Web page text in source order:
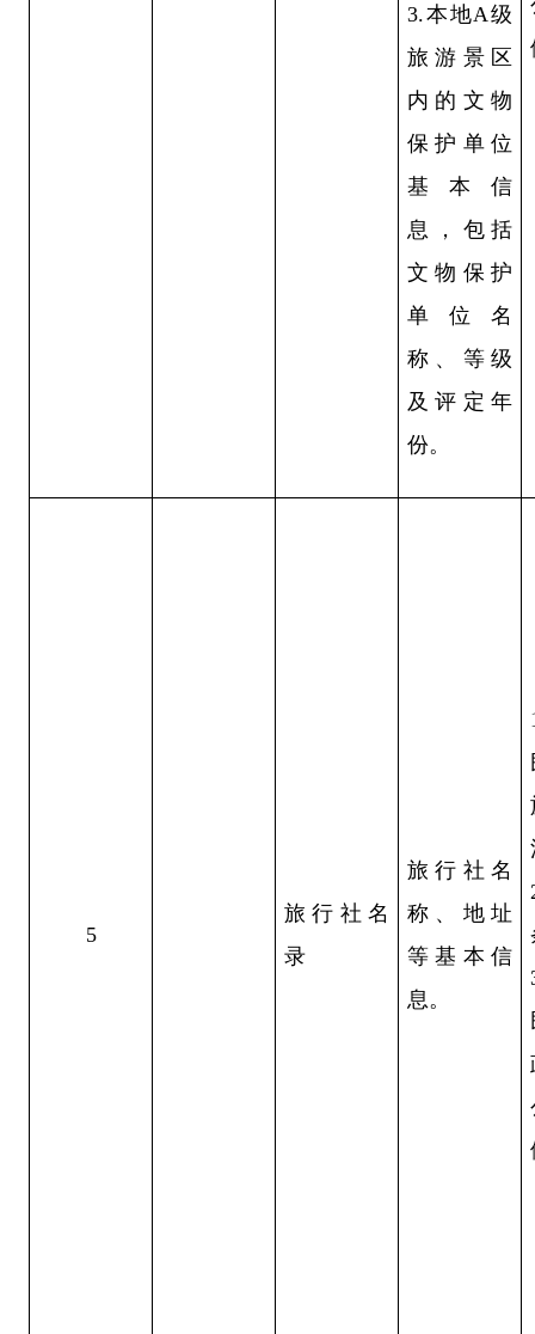
3.本地A级
旅游景区
内的文物
保护单位
基本信
息，包括
文物保护
单位名
称、等级
及评定年
份。
5
旅行社名
录
旅行社名
称、地址
等基本信
息。